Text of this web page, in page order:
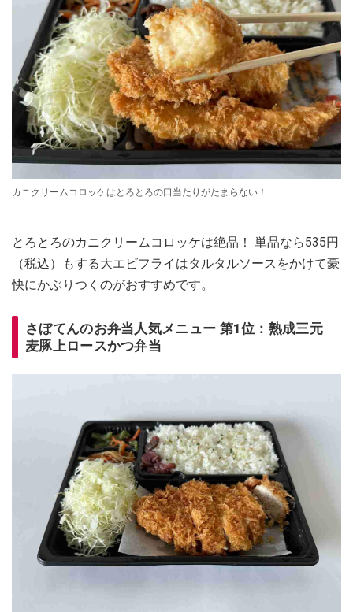
カニクリームコロッケはとろとろの口当たりがたまらない！
とろとろのカニクリームコロッケは絶品！ 単品なら535円
（税込）もする大エビフライはタルタルソースをかけて豪
快にかぶりつくのがおすすめです。
さぼてんのお弁当人気メニュー 第1位：熟成三元
麦豚上ロースかつ弁当